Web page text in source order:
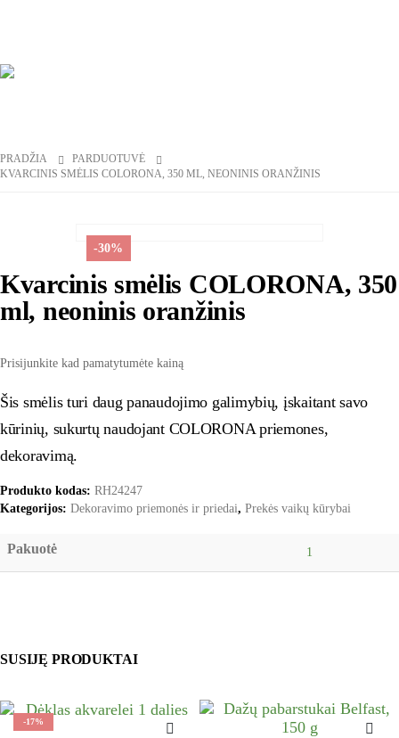
PRADŽIA
PARDUOTUVĖ
KVARCINIS SMĖLIS COLORONA, 350 ML, NEONINIS ORANŽINIS
-30%
Kvarcinis smėlis COLORONA, 350
ml, neoninis oranžinis
Prisijunkite kad pamatytumėte kainą
Šis smėlis turi daug panaudojimo galimybių, įskaitant savo
kūrinių, sukurtų naudojant COLORONA priemones,
dekoravimą.
Produkto kodas: RH24247
Kategorijos: Dekoravimo priemonės ir priedai, Prekės vaikų kūrybai
Pakuotė 1
SUSIJĘ PRODUKTAI
-17%